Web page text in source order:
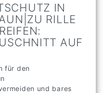
IN
RILLE
AUF
für den
und bares